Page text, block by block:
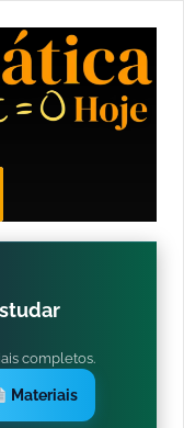
completos.
Materiais